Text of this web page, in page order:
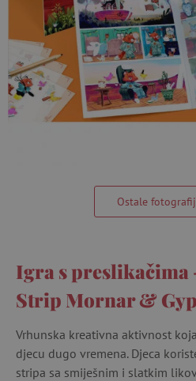
Ostale
Igra s preslikačima
Strip Mornar &
Vrhunska kreativna aktivnost
djecu dugo vremena. Djeca
stripa sa smiješnim i slatkim